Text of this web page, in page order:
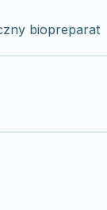
biopreparat